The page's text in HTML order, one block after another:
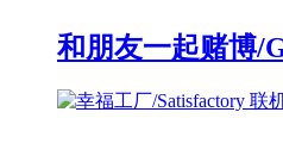
和朋友一起赌博/